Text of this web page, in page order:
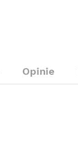
Opinie